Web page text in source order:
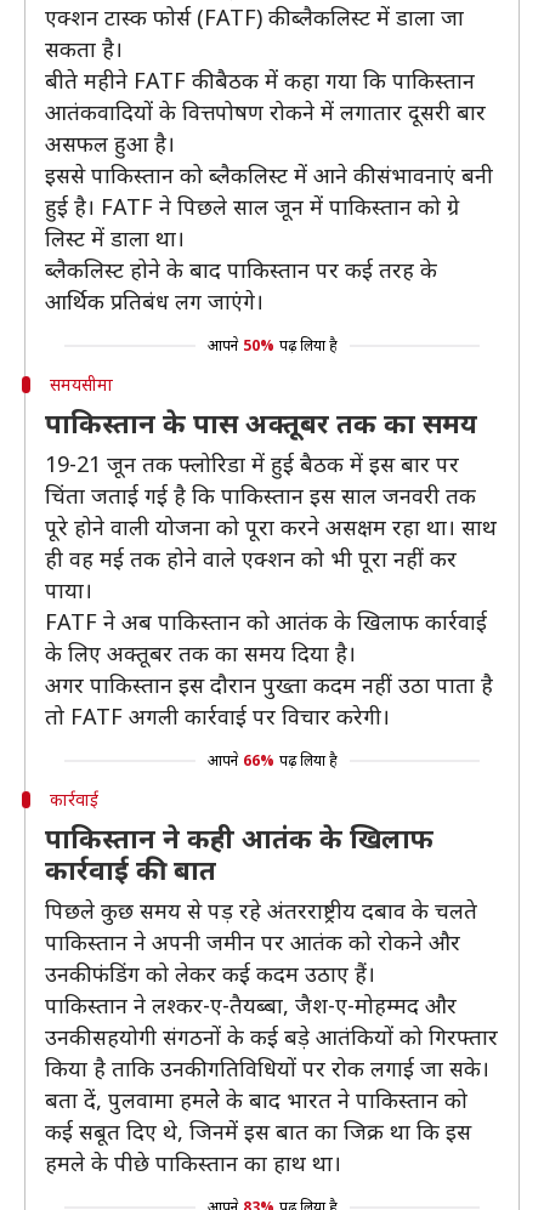
एक्शन टास्क फोर्स (FATF) की ब्लैकलिस्ट में डाला जा
सकता है।
बीते महीने FATF की बैठक में कहा गया कि पाकिस्तान
आतंकवादियों के वित्तपोषण रोकने में लगातार दूसरी बार
असफल हुआ है।
इससे पाकिस्तान को ब्लैकलिस्ट में आने की संभावनाएं बनी
हुई है। FATF ने पिछले साल जून में पाकिस्तान को ग्रे
लिस्ट में डाला था।
ब्लैकलिस्ट होने के बाद पाकिस्तान पर कई तरह के
आर्थिक प्रतिबंध लग जाएंगे।
आपने 50% पढ़ लिया है
समयसीमा
पाकिस्तान के पास अक्तूबर तक का समय
19-21 जून तक फ्लोरिडा में हुई बैठक में इस बार पर
चिंता जताई गई है कि पाकिस्तान इस साल जनवरी तक
पूरे होने वाली योजना को पूरा करने असक्षम रहा था। साथ
ही वह मई तक होने वाले एक्शन को भी पूरा नहीं कर
पाया।
FATF ने अब पाकिस्तान को आतंक के खिलाफ कार्रवाई
के लिए अक्तूबर तक का समय दिया है।
अगर पाकिस्तान इस दौरान पुख्ता कदम नहीं उठा पाता है
तो FATF अगली कार्रवाई पर विचार करेगी।
आपने 66% पढ़ लिया है
कार्रवाई
पाकिस्तान ने कही आतंक के खिलाफ
कार्रवाई की बात
पिछले कुछ समय से पड़ रहे अंतरराष्ट्रीय दबाव के चलते
पाकिस्तान ने अपनी जमीन पर आतंक को रोकने और
उनकी फंडिंग को लेकर कई कदम उठाए हैं।
पाकिस्तान ने लश्कर-ए-तैयब्बा, जैश-ए-मोहम्मद और
उनकी सहयोगी संगठनों के कई बड़े आतंकियों को गिरफ्तार
किया है ताकि उनकी गतिविधियों पर रोक लगाई जा सके।
बता दें, पुलवामा हमलेे के बाद भारत ने पाकिस्तान को
कई सबूत दिए थे, जिनमें इस बात का जिक्र था कि इस
हमले के पीछे पाकिस्तान का हाथ था।